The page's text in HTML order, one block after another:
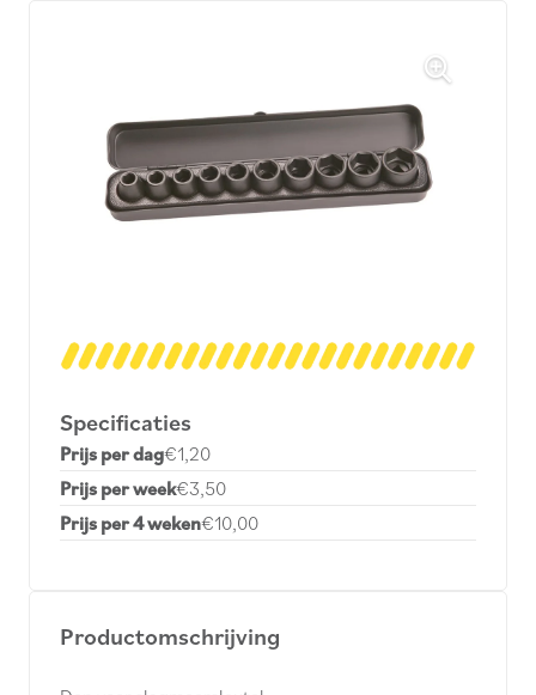
Specificaties
Prijs per dag€1,20
Prijs per week€3,50
Prijs per 4 weken€10,00
Productomschrijving